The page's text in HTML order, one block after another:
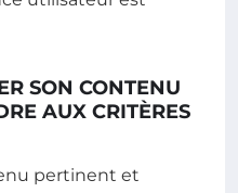
SON CONTENU
AUX CRITÈRES
pertinent et